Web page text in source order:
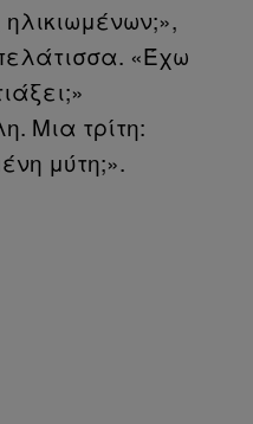
«Έχω
Μια τρίτη:
μύτη;».